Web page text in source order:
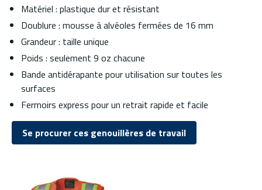
Matériel : plastique dur et résistant
Doublure : mousse à alvéoles fermées de 16 mm
Grandeur : taille unique
Poids : seulement 9 oz chacune
Bande antidérapante pour utilisation sur toutes les
surfaces
Fermoirs express pour un retrait rapide et facile
Se procurer ces genouillères de travail